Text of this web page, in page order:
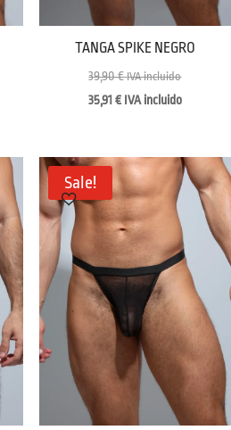
TANGA SPIKE NEGRO
39,90€ IVA incluido
35,91 € IVA incluido
Sale!